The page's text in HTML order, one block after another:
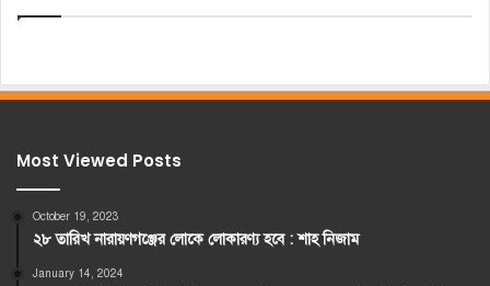
Most Viewed Posts
October 19, 2023
২৮ তারিখ নারায়ণগঞ্জের লোকে লোকারণ্য হবে : শাহ নিজাম
January 14, 2024